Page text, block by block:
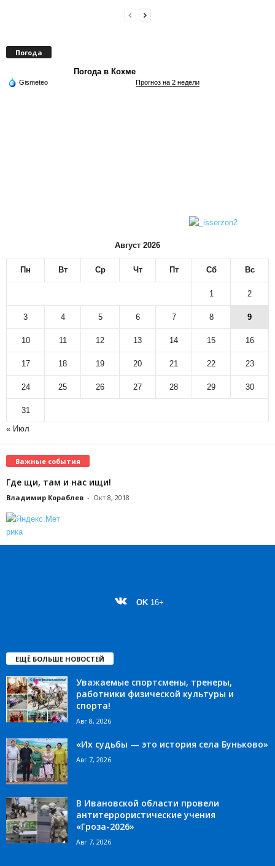
Погода
Погода в Кохме
Gismeteo Прогноз на 2 недели
Август 2026
Пн Вт Ср Чт Пт Сб Вс
1 2
3 4 5 6 7 8 9
10 11 12 13 14 15 16
17 18 19 20 21 22 23
24 25 26 27 28 29 30
31
« Июл
Важные события
Где щи, там и нас ищи!
Владимир Кораблев - Окт 8, 2018
OK 16+
ЕЩЁ БОЛЬШЕ НОВОСТЕЙ
Уважаемые спортсмены, тренеры,
работники физической культуры и
спорта!
Авг 8, 2026
«Их судьбы — это история села Буньково»
Авг 7, 2026
В Ивановской области провели
антитеррористические учения
«Гроза-2026»
Авг 7, 2026